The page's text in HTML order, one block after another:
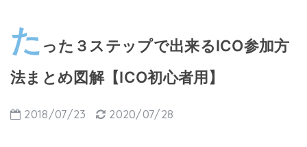
た った３ステップで出来るICO参加方
法まとめ図解【ICO初心者用】
2018/07/23 2020/07/28